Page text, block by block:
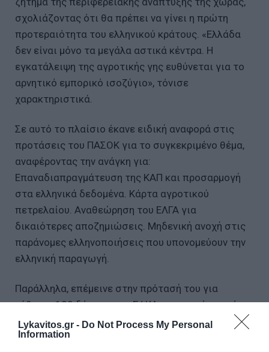
Lykavitos.gr - Do Not Process My Personal
Information
σχολιάζοντας ότι θα πρέπει να γίνει η πρώτη
προτεραιότητα του ελληνικού κράτους. «Ελλάδα
δεν είναι μόνο τα μεγάλα αστικά κέντρα. Η
εγκατάλειψη της αγροτικής γης ευθύνεται για το
αρνητικό εμπορικό ισοζύγιο», τόνισε
χαρακτηριστικά.
Σε αυτό το πλαίσιο έκανε ειδική αναφορά στις
προτάσεις του ΠΑΣΟΚ για το συγκεκριμένο θέμα,
αναφέροντας την ανάγκη για:
Επαναδιαπραγμάτευση της ΚΑΠ και προσαρμογή
στα ελληνικά δεδομένα. Κάρτα αγροτικού
πετρελαίου. Αναθεώρηση του ΕΛΓΑ για
δικαιότερες αποζημιώσεις. Μηδενική ανοχή στις
παράνομες ελληνοποιήσεις που υπονομεύουν την
ελληνική παραγωγή.
Παράλληλα, επέμεινε στην πρότασή του για
ρύθμιση 120 δόσεων για ΕΦΚΑ και εφορία χωρίς
εξαιρέσεις.